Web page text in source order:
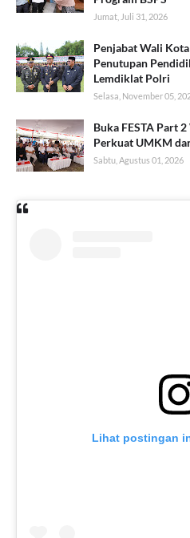
Jumat, Juli 31, 2026
Penjabat Wali
Penutupan
Lemdiklat Polri
Selasa, November 05,
Buka FESTA Part
Perkuat UMKM
Sabtu, Agustus 01, 2026
Lihat postingan